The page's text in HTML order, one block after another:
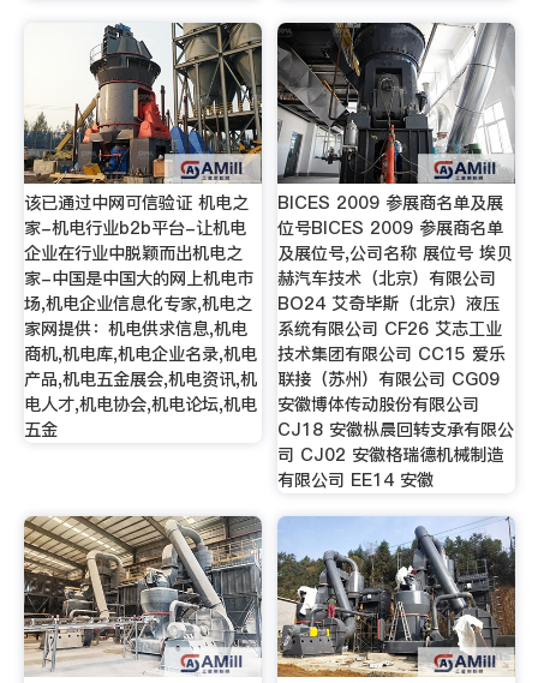
该已通过中网可信验证 机电之
家-机电行业b2b平台-让机电
企业在行业中脱颖而出机电之
家-中国是中国大的网上机电市
场,机电企业信息化专家,机电之
家网提供：机电供求信息,机电
商机,机电库,机电企业名录,机电
产品,机电五金展会,机电资讯,机
电人才,机电协会,机电论坛,机电
五金
BICES 2009 参展商名单及展
位号BICES 2009 参展商名单
及展位号,公司名称 展位号 埃贝
赫汽车技术（北京）有限公司
BO24 艾奇毕斯（北京）液压
系统有限公司 CF26 艾志工业
技术集团有限公司 CC15 爱乐
联接（苏州）有限公司 CG09
安徽博体传动股份有限公司
CJ18 安徽枞晨回转支承有限公
司 CJ02 安徽格瑞德机械制造
有限公司 EE14 安徽